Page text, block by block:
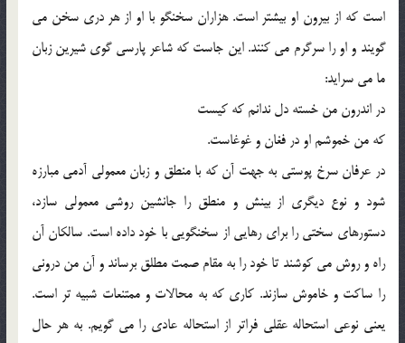
است كه از بيرون او بيشتر است. هزاران سخنگو با او از هر دري سخن مي
گويند و او را سرگرم مي كنند. اين جاست كه شاعر پارسي گوي شيرين زبان
ما مي سرايد:
در اندرون من خسته دل ندانم كه كيست
كه من خموشم او در فغان و غوغاست.
در عرفان سرخ پوستي به جهت آن كه با منطق و زبان معمولي آدمي مبارزه
شود و نوع ديگري از بينش و منطق را جانشين روشي معمولي سازد،
دستورهاي سختي را براي رهايي از سخنگويي با خود داده است. سالكان آن
راه و روش مي كوشند تا خود را به مقام صمت مطلق برساند و آن من دروني
را ساكت و خاموش سازند. كاري كه به محالات و ممتنعات شبيه تر است.
يعني نوعي استحاله عقلي فراتر از استحاله عادي را مي گويم. به هر حال